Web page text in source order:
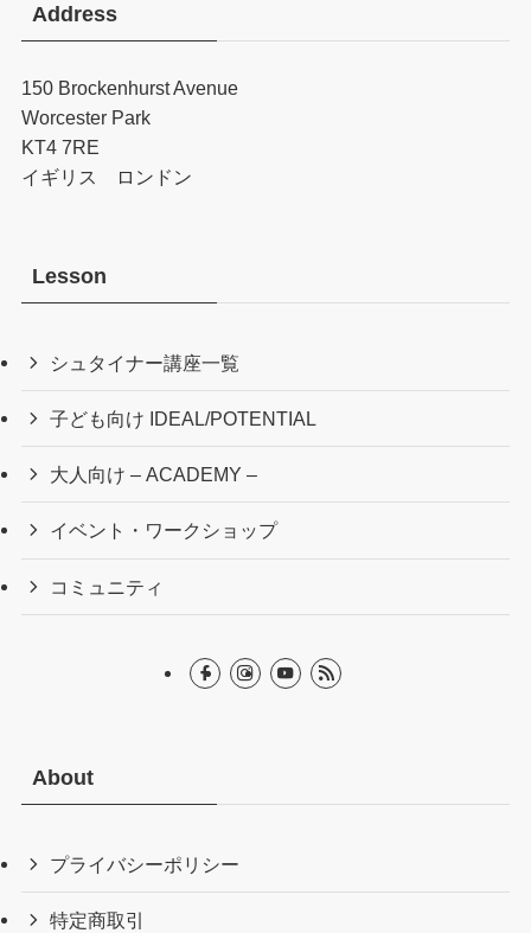
Address
150 Brockenhurst Avenue
Worcester Park
KT4 7RE
イギリス ロンドン
Lesson
シュタイナー講座一覧
子ども向け IDEAL/POTENTIAL
大人向け – ACADEMY –
イベント・ワークショップ
コミュニティ
About
プライバシーポリシー
特定商取引